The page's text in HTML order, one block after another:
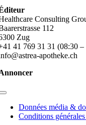
Consulting
112
Zug
41 769 31 31 (08:30 –
apotheke.ch
Toggle
NavigationDonnées média &
Conditions